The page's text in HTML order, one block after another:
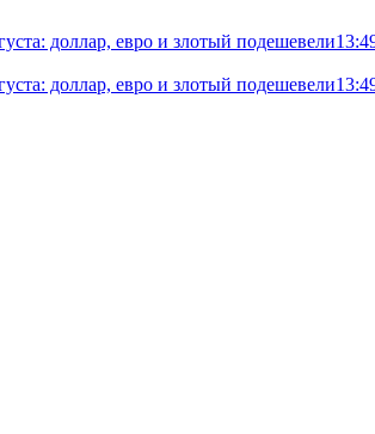
доллар, евро и злотый подешевели
доллар, евро и злотый подешевели